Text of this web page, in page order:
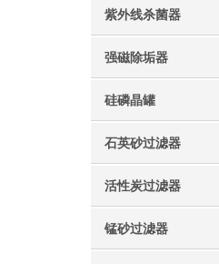
紫外线杀菌器
强磁除垢器
硅磷晶罐
石英砂过滤器
活性炭过滤器
锰砂过滤器